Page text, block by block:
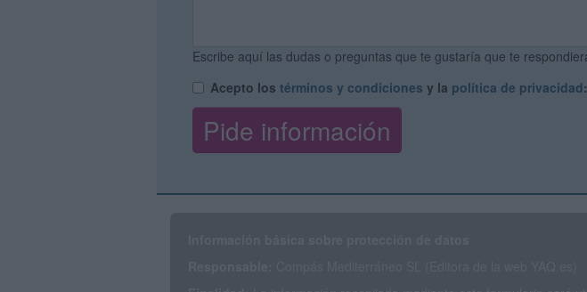
Escribe aquí las dudas o preguntas que te gustaría que te
Acepto los términos y condiciones y la política de privacidad: